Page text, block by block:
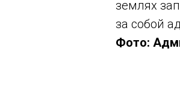
землях
за собой
Фото: